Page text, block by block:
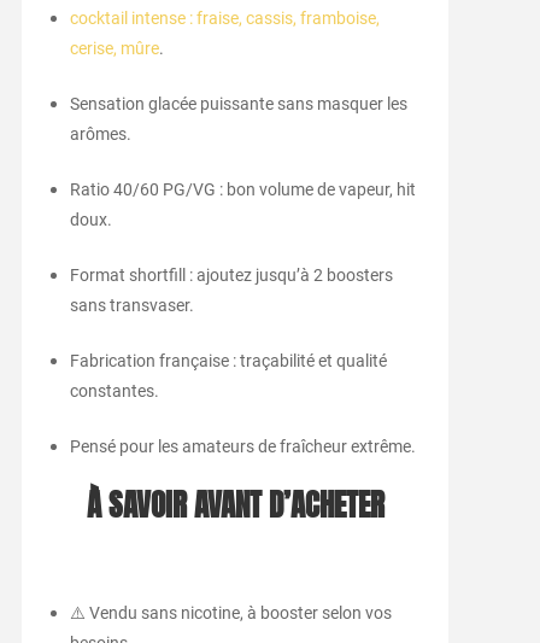
cocktail intense : fraise, cassis, framboise,
cerise, mûre.
Sensation glacée puissante sans masquer les
arômes.
Ratio 40/60 PG/VG : bon volume de vapeur, hit
doux.
Format shortfill : ajoutez jusqu’à 2 boosters
sans transvaser.
Fabrication française : traçabilité et qualité
constantes.
Pensé pour les amateurs de fraîcheur extrême.
À SAVOIR AVANT D’ACHETER
⚠️ Vendu sans nicotine, à booster selon vos